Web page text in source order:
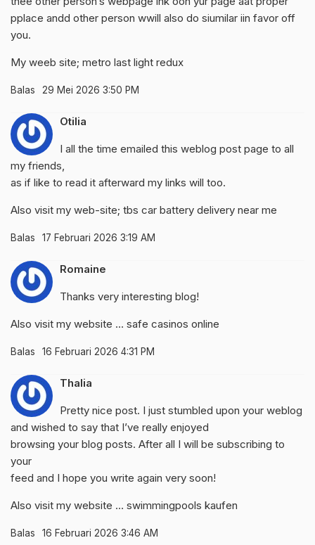
pplace andd other person wwill also do siumilar iin favor off
you.
My weeb site; metro last light redux
Balas 29 Mei 2026 3:50 PM
Otilia
I all the time emailed this weblog post page to all
my friends,
as if like to read it afterward my links will too.
Also visit my web-site; tbs car battery delivery near me
Balas 17 Februari 2026 3:19 AM
Romaine
Thanks very interesting blog!
Also visit my website … safe casinos online
Balas 16 Februari 2026 4:31 PM
Thalia
Pretty nice post. I just stumbled upon your weblog
and wished to say that I’ve really enjoyed
browsing your blog posts. After all I will be subscribing to
your
feed and I hope you write again very soon!
Also visit my website … swimmingpools kaufen
Balas 16 Februari 2026 3:46 AM